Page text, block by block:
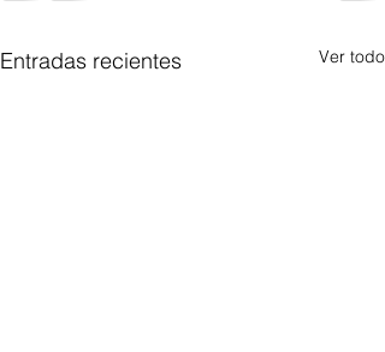
Entradas recientes Ver todo